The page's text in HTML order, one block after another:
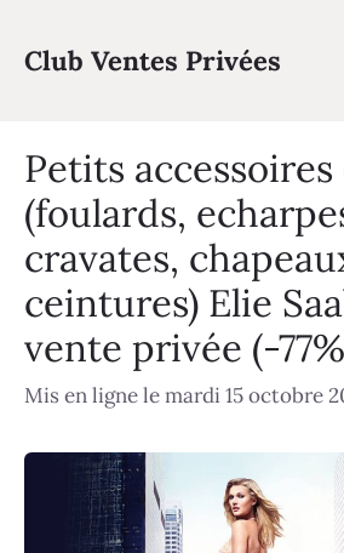
contenu
Club Ventes Privées
Petits
(foulards,
cravates,
ceintures) Elie
vente privée (-
Mis en ligne le mardi 15 octobre